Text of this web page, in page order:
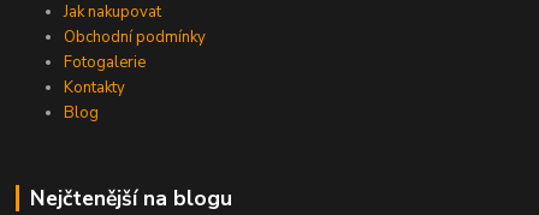
Jak nakupovat
Obchodní podmínky
Fotogalerie
Kontakty
Blog
Nejčtenější na blogu